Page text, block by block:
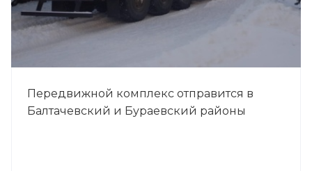
Передвижной комплекс отправится в
Балтачевский и Бураевский районы